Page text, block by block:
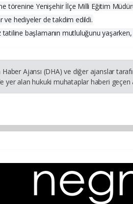
Yenişehir İlçe Milli Eğitim
ve hediyeler de takdim edildi.
başlamanın mutluluğunu
Ajansı (DHA) ve diğer ajanslar
yer alan hukuki muhataplar haberi